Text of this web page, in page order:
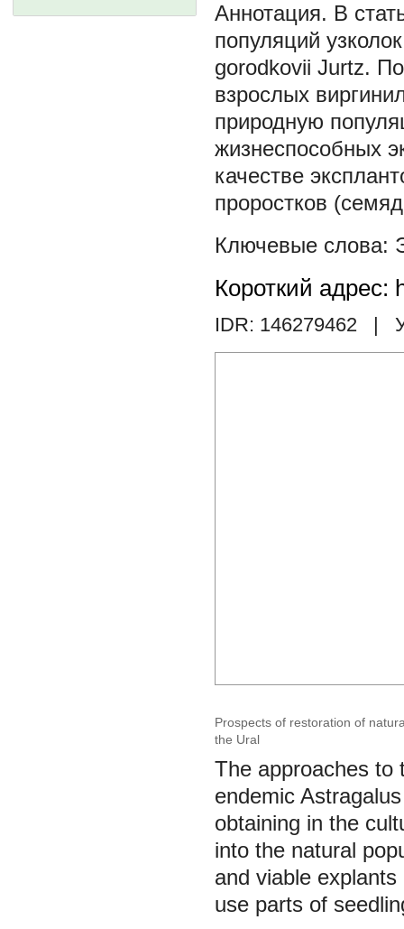
В
популяций
gorodkovii Jurtz.
взрослых
природную
жизнеспособных
качестве
проростков
Короткий адрес:
IDR: 146279462 |
Prospects of restoration of
the Ural
The approaches to
endemic
obtaining in the
into the natural
and viable
use parts of